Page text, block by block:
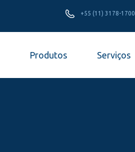
+55 (11) 3178-1700
Produtos Serviços